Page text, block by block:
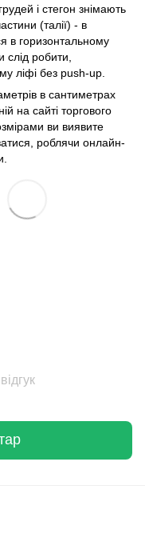
і стегон знімають
(талії) - в
в горизонтальному
слід робити,
ліфі без push-up.
в сантиметрах
на сайті торгового
ви виявите
роблячи онлайн-